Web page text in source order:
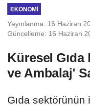
EKONOMI
Yayınlanma: 16 Haziran
Güncelleme: 16 Haziran
Küresel
ve Ambalaj'
Gıda